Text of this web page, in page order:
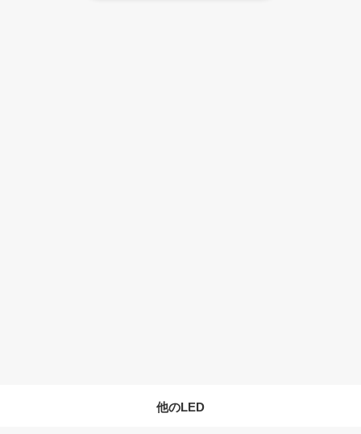
他のLED